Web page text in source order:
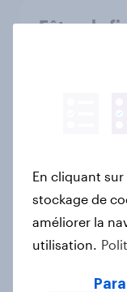
Fêtes de
France,
consumer
best
Rapport
En cliquant
stockage de
améliorer la
utilisation.